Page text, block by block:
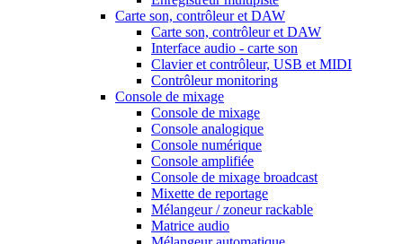
Carte son, contrôleur et DAW
Carte son, contrôleur et DAW
Interface audio - carte son
Clavier et contrôleur, USB et MIDI
Contrôleur monitoring
Console de mixage
Console de mixage
Console analogique
Console numérique
Console amplifiée
Console de mixage broadcast
Mixette de reportage
Mélangeur / zoneur rackable
Matrice audio